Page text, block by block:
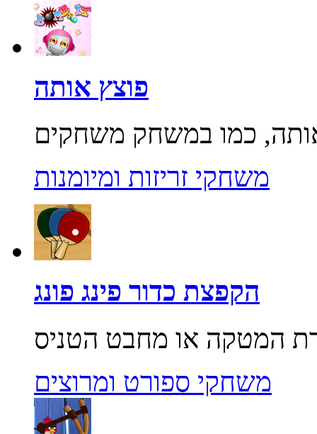
פוצץ אותה
משחקי זריזות ומיומנות
הקפצת כדור פינג פונג
משחקי ספורט ומרוצים